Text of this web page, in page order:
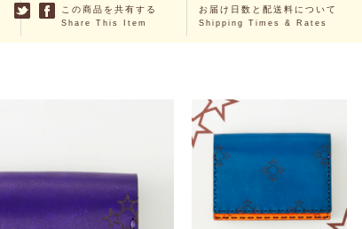
この商品を共有する
Share This Item
お届け日数と配送料について
Shipping Times & Rates